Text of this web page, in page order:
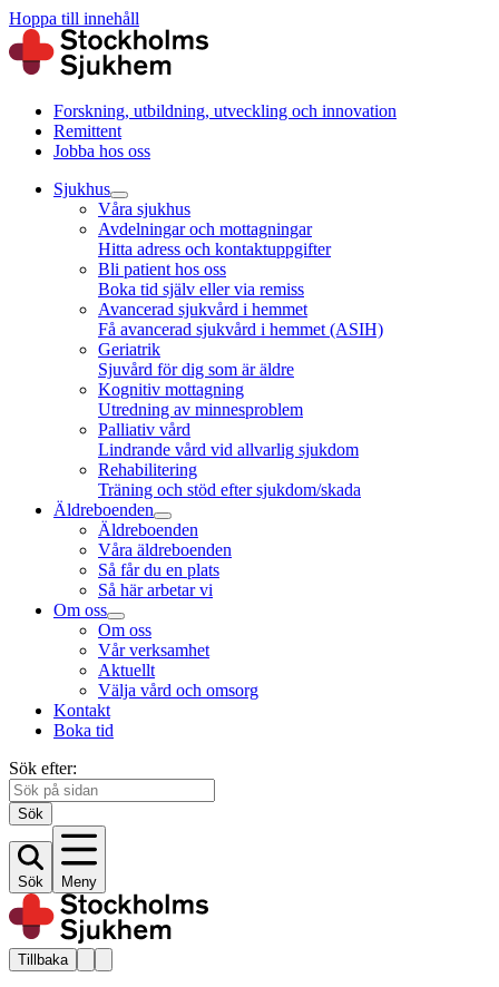
Hoppa till innehåll
Forskning, utbildning, utveckling och innovation
Remittent
Jobba hos oss
Sjukhus
Våra sjukhus
Avdelningar och mottagningar
Hitta adress och kontaktuppgifter
Bli patient hos oss
Boka tid själv eller via remiss
Avancerad sjukvård i hemmet
Få avancerad sjukvård i hemmet (ASIH)
Geriatrik
Sjuvård för dig som är äldre
Kognitiv mottagning
Utredning av minnesproblem
Palliativ vård
Lindrande vård vid allvarlig sjukdom
Rehabilitering
Träning och stöd efter sjukdom/skada
Äldreboenden
Äldreboenden
Våra äldreboenden
Så får du en plats
Så här arbetar vi
Om oss
Om oss
Vår verksamhet
Aktuellt
Välja vård och omsorg
Kontakt
Boka tid
Sök efter:
Sök
Sök Meny
Tillbaka